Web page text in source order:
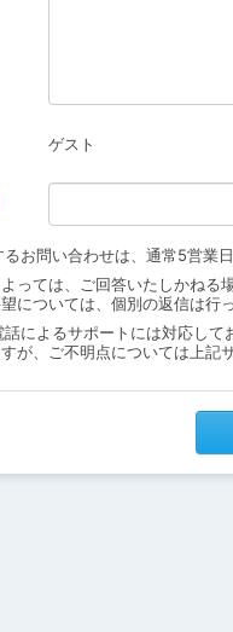
ゲスト
お問い合わせは、通常5営業
っては、ご回答いたしかねる
については、個別の返信は行
によるサポートには対応して
が、ご不明点については上記